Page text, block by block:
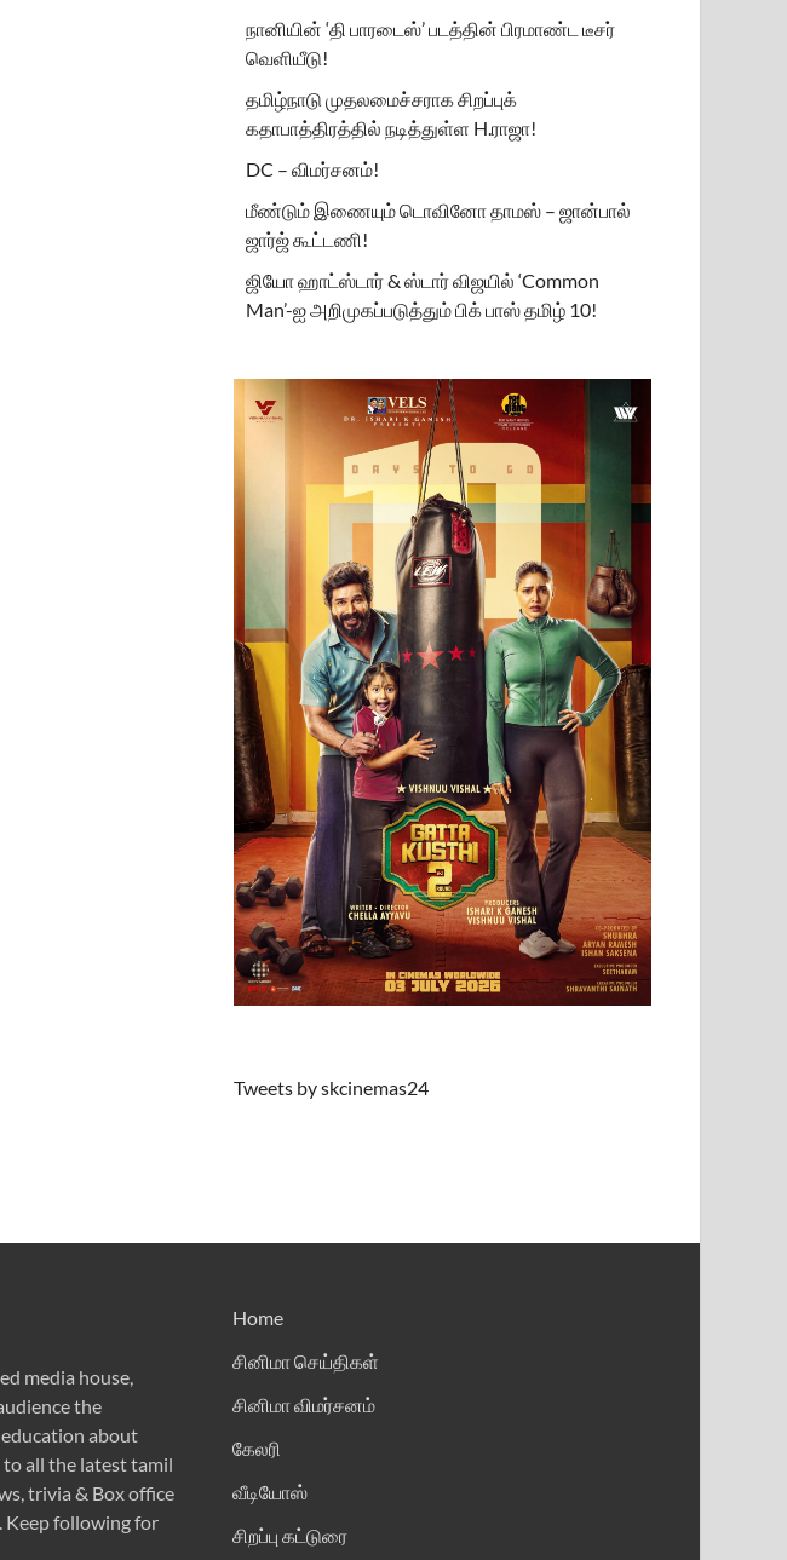
நானியின் ‘தி பாரடைஸ்’ படத்தின் பிரமாண்ட டீசர்
வெளியீடு!
தமிழ்நாடு முதலமைச்சராக சிறப்புக்
கதாபாத்திரத்தில் நடித்துள்ள H.ராஜா!
DC – விமர்சனம்!
மீண்டும் இணையும் டொவினோ தாமஸ் – ஜான்பால்
ஜார்ஜ் கூட்டணி!
ஜியோ ஹாட்ஸ்டார் & ஸ்டார் விஜயில் ‘Common
Man’-ஐ அறிமுகப்படுத்தும் பிக் பாஸ் தமிழ் 10!
Tweets by skcinemas24
media house,
the
about
to all the latest tamil
trivia & Box office
Keep following for
Home
சினிமா செய்திகள்
சினிமா விமர்சனம்
கேலரி
வீடியோஸ்
சிறப்பு கட்டுரை